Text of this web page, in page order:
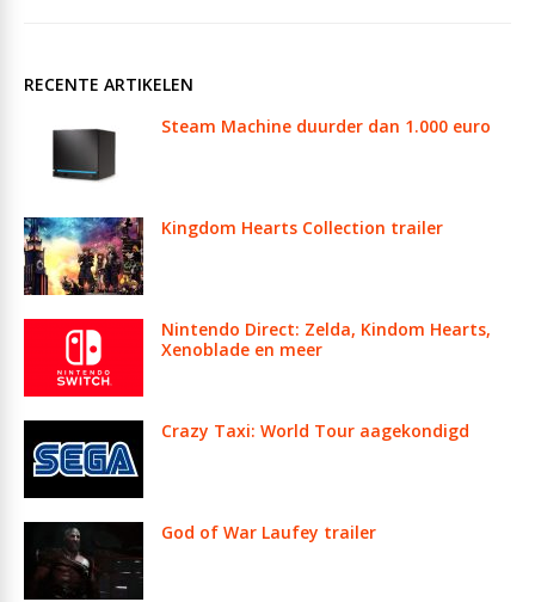
RECENTE ARTIKELEN
Steam Machine duurder dan 1.000 euro
Kingdom Hearts Collection trailer
Nintendo Direct: Zelda, Kindom Hearts,
Xenoblade en meer
Crazy Taxi: World Tour aagekondigd
God of War Laufey trailer